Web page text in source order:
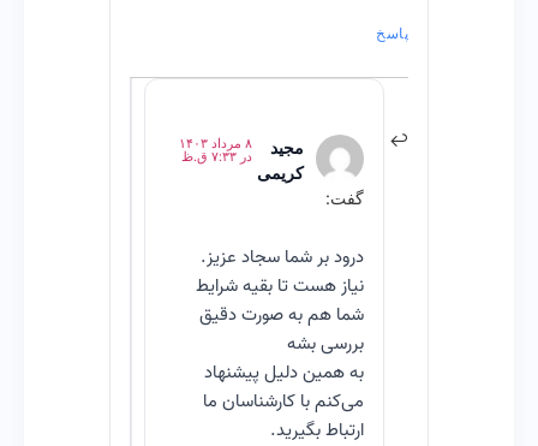
پاسخ
مجید
کریمی
گفت:
۸ مرداد ۱۴۰۳
در ۷:۳۳ ق.ظ
درود بر شما سجاد عزیز.
نیاز هست تا بقیه شرایط
شما هم به صورت دقیق
بررسی بشه
به همین دلیل پیشنهاد
می‌کنم با کارشناسان ما
ارتباط بگیرید.